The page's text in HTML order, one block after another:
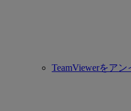
TeamViewerをア